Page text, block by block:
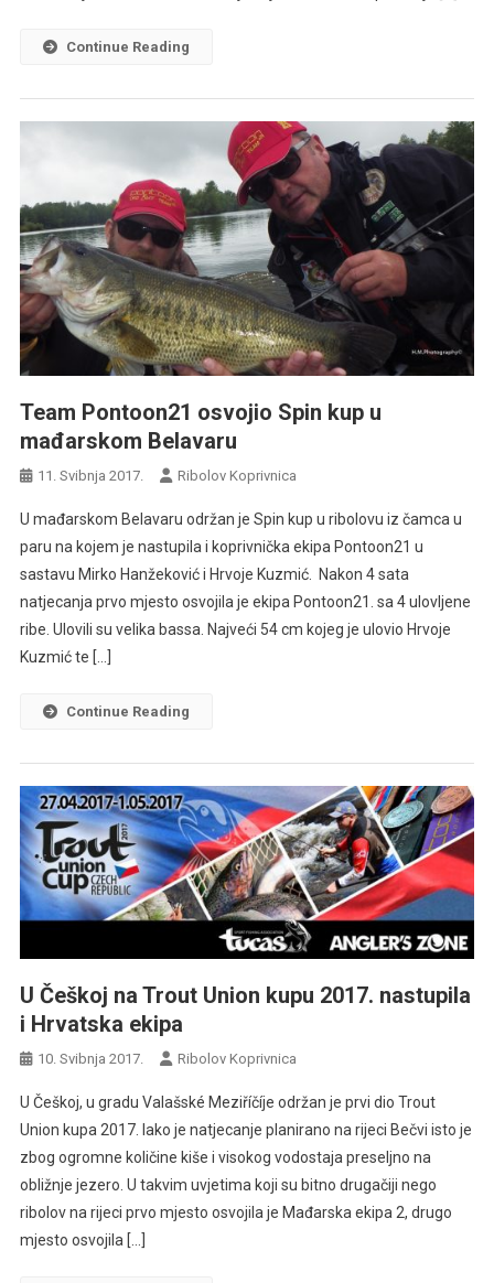
Continue Reading
Team Pontoon21 osvojio Spin kup u
mađarskom Belavaru
11. Svibnja 2017. Ribolov Koprivnica
U mađarskom Belavaru održan je Spin kup u ribolovu iz čamca u
paru na kojem je nastupila i koprivnička ekipa Pontoon21 u
sastavu Mirko Hanžeković i Hrvoje Kuzmić. Nakon 4 sata
natjecanja prvo mjesto osvojila je ekipa Pontoon21. sa 4 ulovljene
ribe. Ulovili su velika bassa. Najveći 54 cm kojeg je ulovio Hrvoje
Kuzmić te […]
Continue Reading
U Češkoj na Trout Union kupu 2017. nastupila
i Hrvatska ekipa
10. Svibnja 2017. Ribolov Koprivnica
U Češkoj, u gradu Valašské Meziříčíje održan je prvi dio Trout
Union kupa 2017. Iako je natjecanje planirano na rijeci Bečvi isto je
zbog ogromne količine kiše i visokog vodostaja preseljno na
obližnje jezero. U takvim uvjetima koji su bitno drugačiji nego
ribolov na rijeci prvo mjesto osvojila je Mađarska ekipa 2, drugo
mjesto osvojila […]